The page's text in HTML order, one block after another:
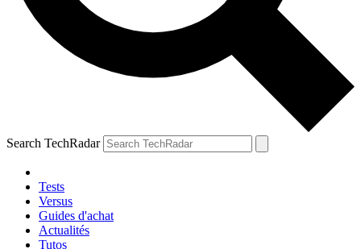
Search TechRadar
Tests
Versus
Guides d'achat
Actualités
Tutos